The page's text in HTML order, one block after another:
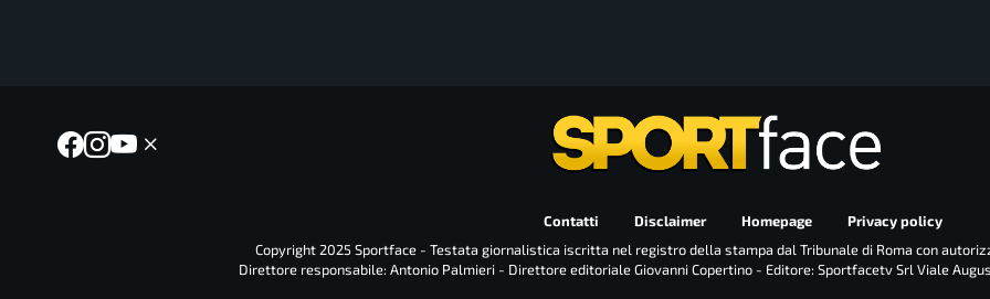
Contatti Disclaimer Homepage
Privacy policy
Copyright 2025 Sportface - Testata giornalistica iscritta nel registro della stampa dal Tribunale di Roma con
Direttore responsabile: Antonio Palmieri - Direttore editoriale Giovanni Copertino - Editore: Sportfacetv Srl Viale